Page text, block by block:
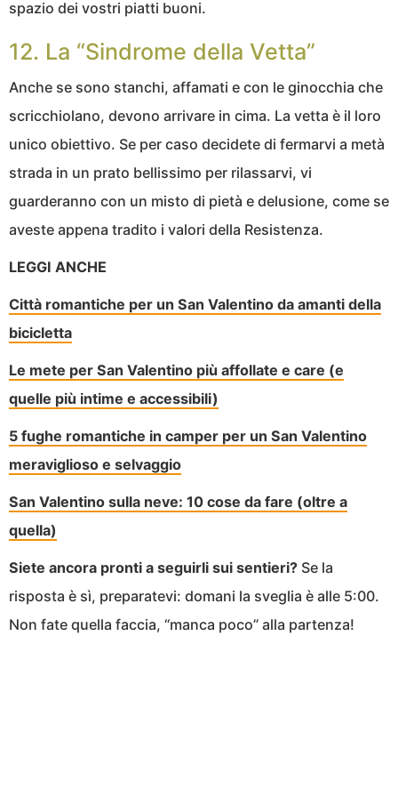
spazio dei vostri piatti buoni.
12. La “Sindrome della Vetta”
Anche se sono stanchi, affamati e con le ginocchia che
scricchiolano, devono arrivare in cima. La vetta è il loro
unico obiettivo. Se per caso decidete di fermarvi a metà
strada in un prato bellissimo per rilassarvi, vi
guarderanno con un misto di pietà e delusione, come se
aveste appena tradito i valori della Resistenza.
LEGGI ANCHE
Città romantiche per un San Valentino da amanti della
bicicletta
Le mete per San Valentino più affollate e care (e
quelle più intime e accessibili)
5 fughe romantiche in camper per un San Valentino
meraviglioso e selvaggio
San Valentino sulla neve: 10 cose da fare (oltre a
quella)
Siete ancora pronti a seguirli sui sentieri? Se la
risposta è sì, preparatevi: domani la sveglia è alle 5:00.
Non fate quella faccia, “manca poco” alla partenza!